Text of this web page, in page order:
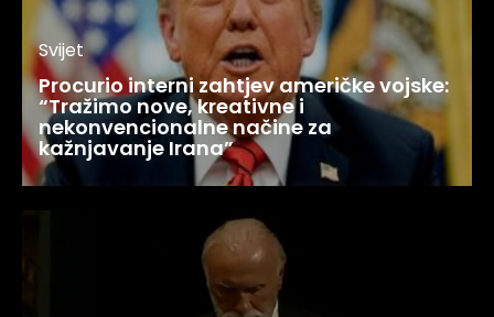
Svijet
Procurio interni zahtjev američke vojske:
“Tražimo nove, kreativne i
nekonvencionalne načine za
kažnjavanje Irana”